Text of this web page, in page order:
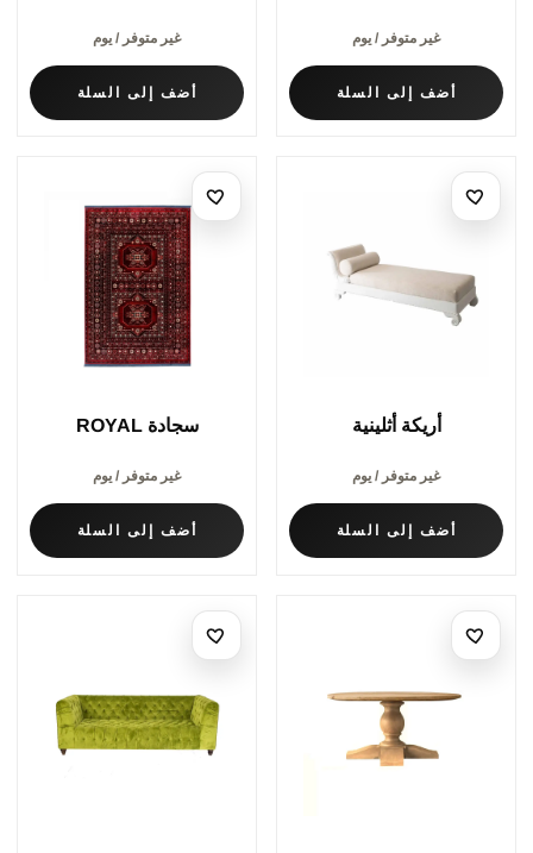
غير متوفر / يوم
أضف إلى السلة
غير متوفر / يوم
أضف إلى السلة
أريكة أثلينية
غير متوفر / يوم
أضف إلى السلة
سجادة ROYAL
غير متوفر / يوم
أضف إلى السلة